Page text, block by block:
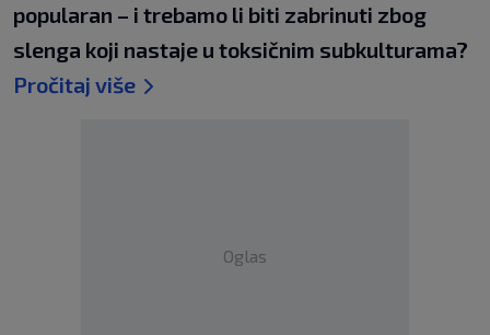
popularan – i trebamo li biti zabrinuti zbog
slenga koji nastaje u toksičnim subkulturama?
Pročitaj više
Oglas